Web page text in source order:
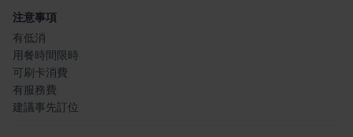
注意事項
有低消
用餐時間限時
可刷卡消費
有服務費
建議事先訂位